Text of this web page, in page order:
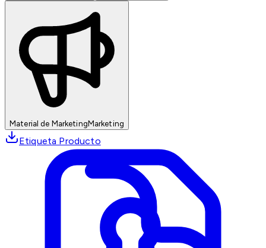
Material de MarketingMarketing
Etiqueta Producto